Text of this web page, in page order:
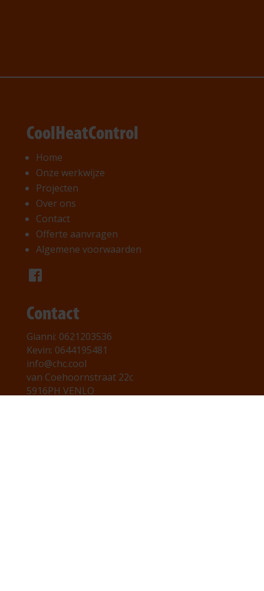
CoolHeatControl
Home
Onze werkwijze
Projecten
Over ons
Contact
Offerte aanvragen
Algemene voorwaarden
Contact
Gianni: 0621203536
Kevin: 0644195481
info@chc.cool
van Coehoornstraat 22c
5916PH VENLO